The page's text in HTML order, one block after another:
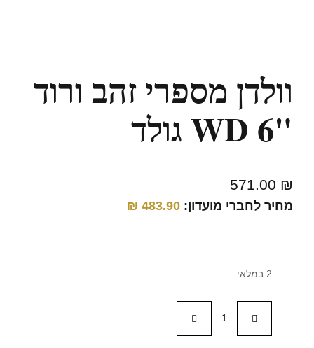
וולדן מספרי זהב ורוד
"6 WD גולד
571.00 ₪
מחיר לחברי מועדון: 483.90
₪
2 במלאי